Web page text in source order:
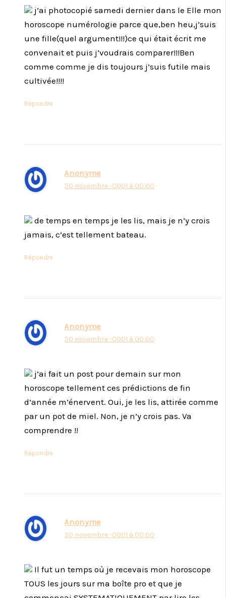
j’ai photocopié samedi dernier dans le Elle mon
horoscope numérologie parce que,ben heu,j’suis
une fille(quel argument!!!)ce qui était écrit me
convenait et puis j’voudrais comparer!!!Ben
comme comme je dis toujours j’suis futile mais
cultivée!!!!
Répondre
Anonyme
30 novembre -0001 à 00:00
de temps en temps je les lis, mais je n’y crois
jamais, c’est tellement bateau.
Répondre
Anonyme
30 novembre -0001 à 00:00
j’ai fait un post pour demain sur mon
horoscope tellement ces prédictions de fin
d’année m’énervent. Oui, je les lis, attirée comme
par un pot de miel. Non, je n’y crois pas. Va
comprendre !!
Répondre
Anonyme
30 novembre -0001 à 00:00
Il fut un temps où je recevais mon horoscope
TOUS les jours sur ma boîte pro et que je